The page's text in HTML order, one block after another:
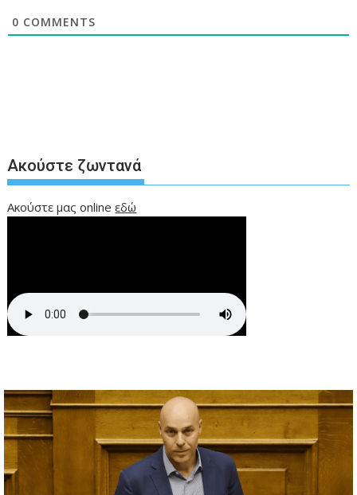
0 COMMENTS
Ακούστε ζωντανά
Ακούστε μας onlineεδώ